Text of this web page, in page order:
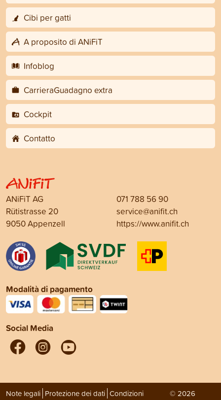
Cibi per gatti
A proposito di ANiFiT
Infoblog
CarrieraGuadagno extra
Cockpit
Contatto
ANiFiT AG
Rütistrasse 20
9050 Appenzell
071 788 56 90
service@anifit.ch
https://www.anifit.ch
Modalità di pagamento
Social Media
Note legali Protezione dei dati Condizioni © 2026